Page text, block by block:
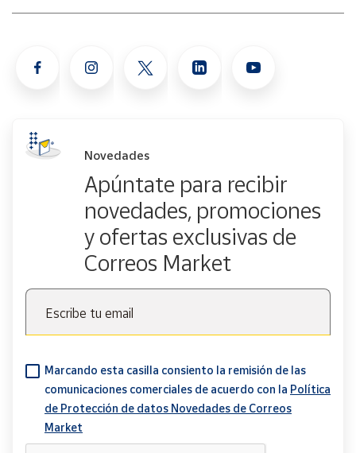
Novedades
Apúntate para recibir
novedades, promociones
y ofertas exclusivas de
Correos Market
Escribe tu email
Marcando esta casilla consiento la remisión de las
comunicaciones comerciales de acuerdo con la Política
de Protección de datos Novedades de Correos
Market